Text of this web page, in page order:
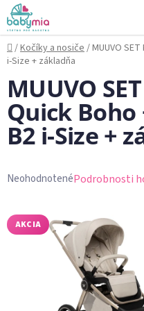
Prejsť
na
obsah
Domov
/Kočíky a nosiče/MUUVO
i-Size + základňa
MUUVO
Quick Boho
B2 i-Size +
Priemerné
produktu
NeohodnotenéPodrobnosti
AKCIA